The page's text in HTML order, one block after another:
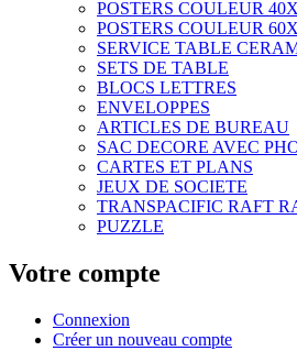
POSTERS COULEUR
POSTERS COULEUR
SERVICE TABLE
SETS DE TABLE
BLOCS LETTRES
ENVELOPPES
ARTICLES DE BUREAU
SAC DECORE AVEC
CARTES ET PLANS
JEUX DE SOCIETE
TRANSPACIFIC RAFT
PUZZLE
Votre compte
Connexion
Créer un nouveau compte